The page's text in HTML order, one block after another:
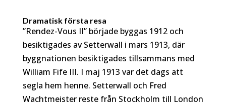
Dramatisk första resa
”Rendez-Vous II” började byggas 1912 och
besiktigades av Setterwall i mars 1913, där
byggnationen besiktigades tillsammans med
William Fife III. I maj 1913 var det dags att
segla hem henne. Setterwall och Fred
Wachtmeister reste från Stockholm till London